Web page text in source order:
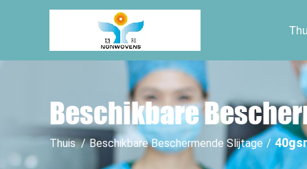
Beschikbare
Thuis / Beschikbare Beschermende Slijtage /